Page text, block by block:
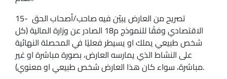
15- تصريح من العارض يبيّن فيه صاحب/أصحاب الحق
الاقتصادي وفقًا للنموذج م18 الصادر عن وزارة المالية (كل
شخص طبيعي يملك او يسيطر فعليًا في المحصلة النهائية
على النشاط الذي يمارسه العارض، بصورة مباشرة او غير
مباشرة، سواء كان هذا العارض شخص طبيعي او معنوي).